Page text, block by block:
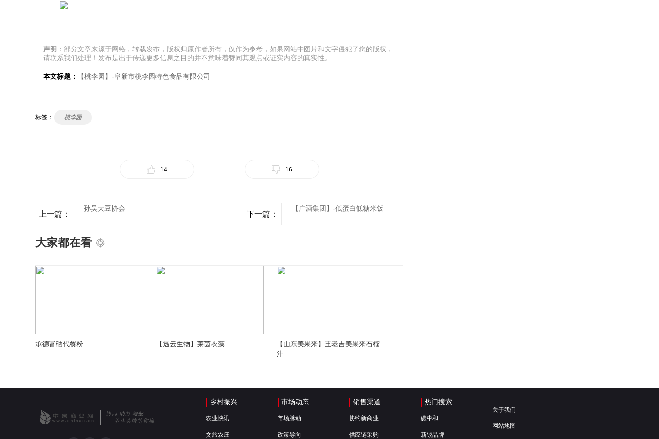
声明 ：部分文章来源于网络，转载发布，版权归原作者所有，仅作为参考，如果网站中图片和文字侵犯了您的版权，
请联系我们处理！发布是出于传递更多信息之目的并不意味着赞同其观点或证实内容的真实性。
本文标题： 【桃李园】-阜新市桃李园特色食品有限公司
标签： 桃李园
14 16
上一篇：
孙吴大豆协会
下一篇：
【广酒集团】-低蛋白低糖米饭
大家都在看
承德富硒代餐粉... 【透云生物】莱茵衣藻...
【山东美果来】王老吉美果来石榴
汁...
乡村振兴
农业快讯
文旅农庄
市场动态
市场脉动
政策导向
销售渠道
协约新商业
供应链采购
热门搜索
碳中和
新锐品牌
关于我们
网站地图